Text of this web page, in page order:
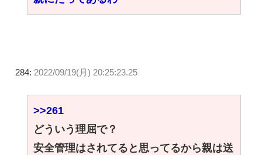
284: 2022/09/19(月) 20:25:23.25
>>261
どういう理屈で？
安全管理はされてると思ってるから親は送